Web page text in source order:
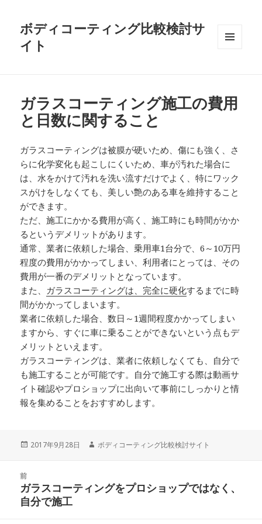
ボディコーティング比較検討サ
イト
ガラスコーティング施工の費用
と日数に関すること
ガラスコーティングは被膜が硬いため、傷にも強く、さ
らに化学変化も起こしにくいため、車が汚れた場合に
は、水をかけて汚れを洗い流すだけでよく、特にワック
スがけをしなくても、美しい艶のある車を維持すること
ができます。
ただ、施工にかかる費用が高く、施工時にも時間がかか
るというデメリットがあります。
通常、業者に依頼した場合、乗用車1台分で、6～10万円
程度の費用がかかってしまい、利用者にとっては、その
費用が一番のデメリットとなっています。
また、 ガラスコーティングは、完全に硬化するまでに時
間がかかってしまいます。
業者に依頼した場合、数日～1週間程度かかってしまい
ますから、すぐに車に乗ることができないという点もデ
メリットといえます。
ガラスコーティングは、業者に依頼しなくても、自分で
も施工することが可能です。自分で施工する際は動画サ
イト確認やプロショップに出向いて事前にしっかりと情
報を集めることをおすすめします。
投
2017年9月28日
作
ボディコーティング比較検討サイト
前
前
の
ガラスコーティングをプロショップではなく、
自分で施工